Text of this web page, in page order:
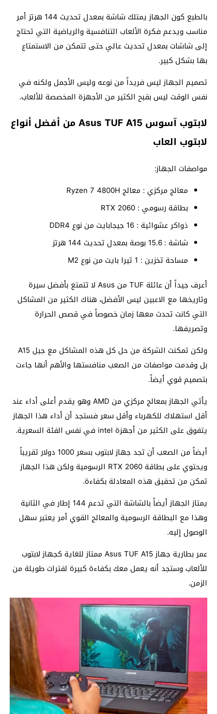
بالطبع كون الجهاز يمتلك شاشة بمعدل تحديث 144 هرتز أمر
مناسب ويدعم فكرة الألعاب التنافسية والرياضية التي تحتاج
إلى شاشات بمعدل تحديث عالي حتى تتمكن من الاستمتاع
بها بشكل كبير.
تصميم الجهاز ليس فريداً من نوعه وليس الأجمل ولكنه في
نفس الوقت ليس بقبح الكثير من الأجهزة المخصصة للألعاب.
لابتوب آسوس Asus TUF A15 من أفضل أنواع
لابتوب العاب
مواصفات الجهاز:
معالج مركزي : معالج Ryzen 7 4800H
بطاقة رسومي : RTX 2060
ذواكر عشوائية : 16 جيجابايت من نوع DDR4
شاشة : 15.6 بوصة بمعدل تحديث 144 هرتز
مساحة تخزين : 1 تيرا بايت من نوع M2
أعرف جيداً أن عائلة TUF من Asus لا تتمتع بأفضل سيرة
وتاريخها مع الاعبين ليس الأفضل، هناك الكثير من المشاكل
التي كانت تحدث معها زمان خصوصاً في قصص الحرارة
وتصريفها.
ولكن تمكنت الشركة من حل كل هذه المشاكل مع جيل A15
بل وقدمت مواصفات من الصعب منافستها والأهم أنها جاءت
بتصميم قوي أيضاً.
يأتي الجهاز بمعالج مركزي من AMD وهو يقدم أعلى أداء عند
أقل استهلاك للكهرباء وأقل سعر فستجد أن أداء هذا الجهاز
يتفوق على الكثير من أجهزة intel في نفس الفئة السعرية.
أيضاً من الصعب أن تجد جهاز لابتوب بسعر 1000 دولار تقريباً
ويحتوي على بطاقة RTX 2060 الرسومية ولكن هذا الجهاز
تمكن من تحقيق هذه المعادلة بكفاءة.
يمتاز الجهاز أيضاً بالشاشة التي تدعم 144 إطار في الثانية
وهذا مع البطاقة الرسومية والمعالج القوي أمر يعتبر سهل
الوصول إليه.
عمر بطارية جهاز Asus TUF A15 ممتاز للغاية كجهاز لابتوب
للألعاب وستجد أنه يعمل معك بكفاءة كبيرة لفترات طويلة من
الزمن.